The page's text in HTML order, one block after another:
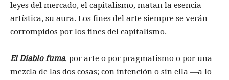
leyes del mercado, el capitalismo, matan la esencia
artística, su aura. Los fines del arte siempre se verán
corrompidos por los fines del capitalismo.
El Diablo fuma, por arte o por pragmatismo o por una
mezcla de las dos cosas; con intención o sin ella —a lo